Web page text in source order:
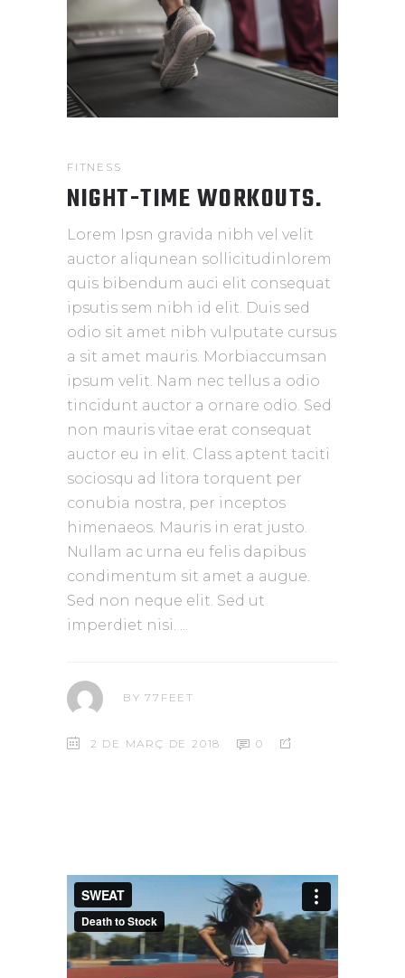
FITNESS
NIGHT-TIME WORKOUTS.
Lorem Ipsn gravida nibh vel velit
auctor aliqunean sollicitudinlorem
quis bibendum auci elit consequat
ipsutis sem nibh id elit. Duis sed
odio sit amet nibh vulputate cursus
a sit amet mauris. Morbiaccumsan
ipsum velit. Nam nec tellus a odio
tincidunt auctor a ornare odio. Sed
non mauris vitae erat consequat
auctor eu in elit. Class aptent taciti
sociosqu ad litora torquent per
conubia nostra, per inceptos
himenaeos. Mauris in erat justo.
Nullam ac urna eu felis dapibus
condimentum sit amet a augue.
Sed non neque elit. Sed ut
imperdiet nisi.
BY77FEET
2 DE MARÇ DE 2018 0